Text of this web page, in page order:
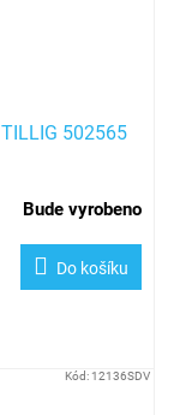
502565
Bude vyrobeno
Do košíku
Kód: 12136SDV